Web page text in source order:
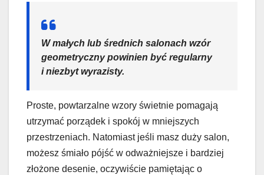
W małych lub średnich salonach wzór
geometryczny powinien być regularny
i niezbyt wyrazisty.
Proste, powtarzalne wzory świetnie pomagają
utrzymać porządek i spokój w mniejszych
przestrzeniach. Natomiast jeśli masz duży salon,
możesz śmiało pójść w odważniejsze i bardziej
złożone desenie, oczywiście pamiętając o